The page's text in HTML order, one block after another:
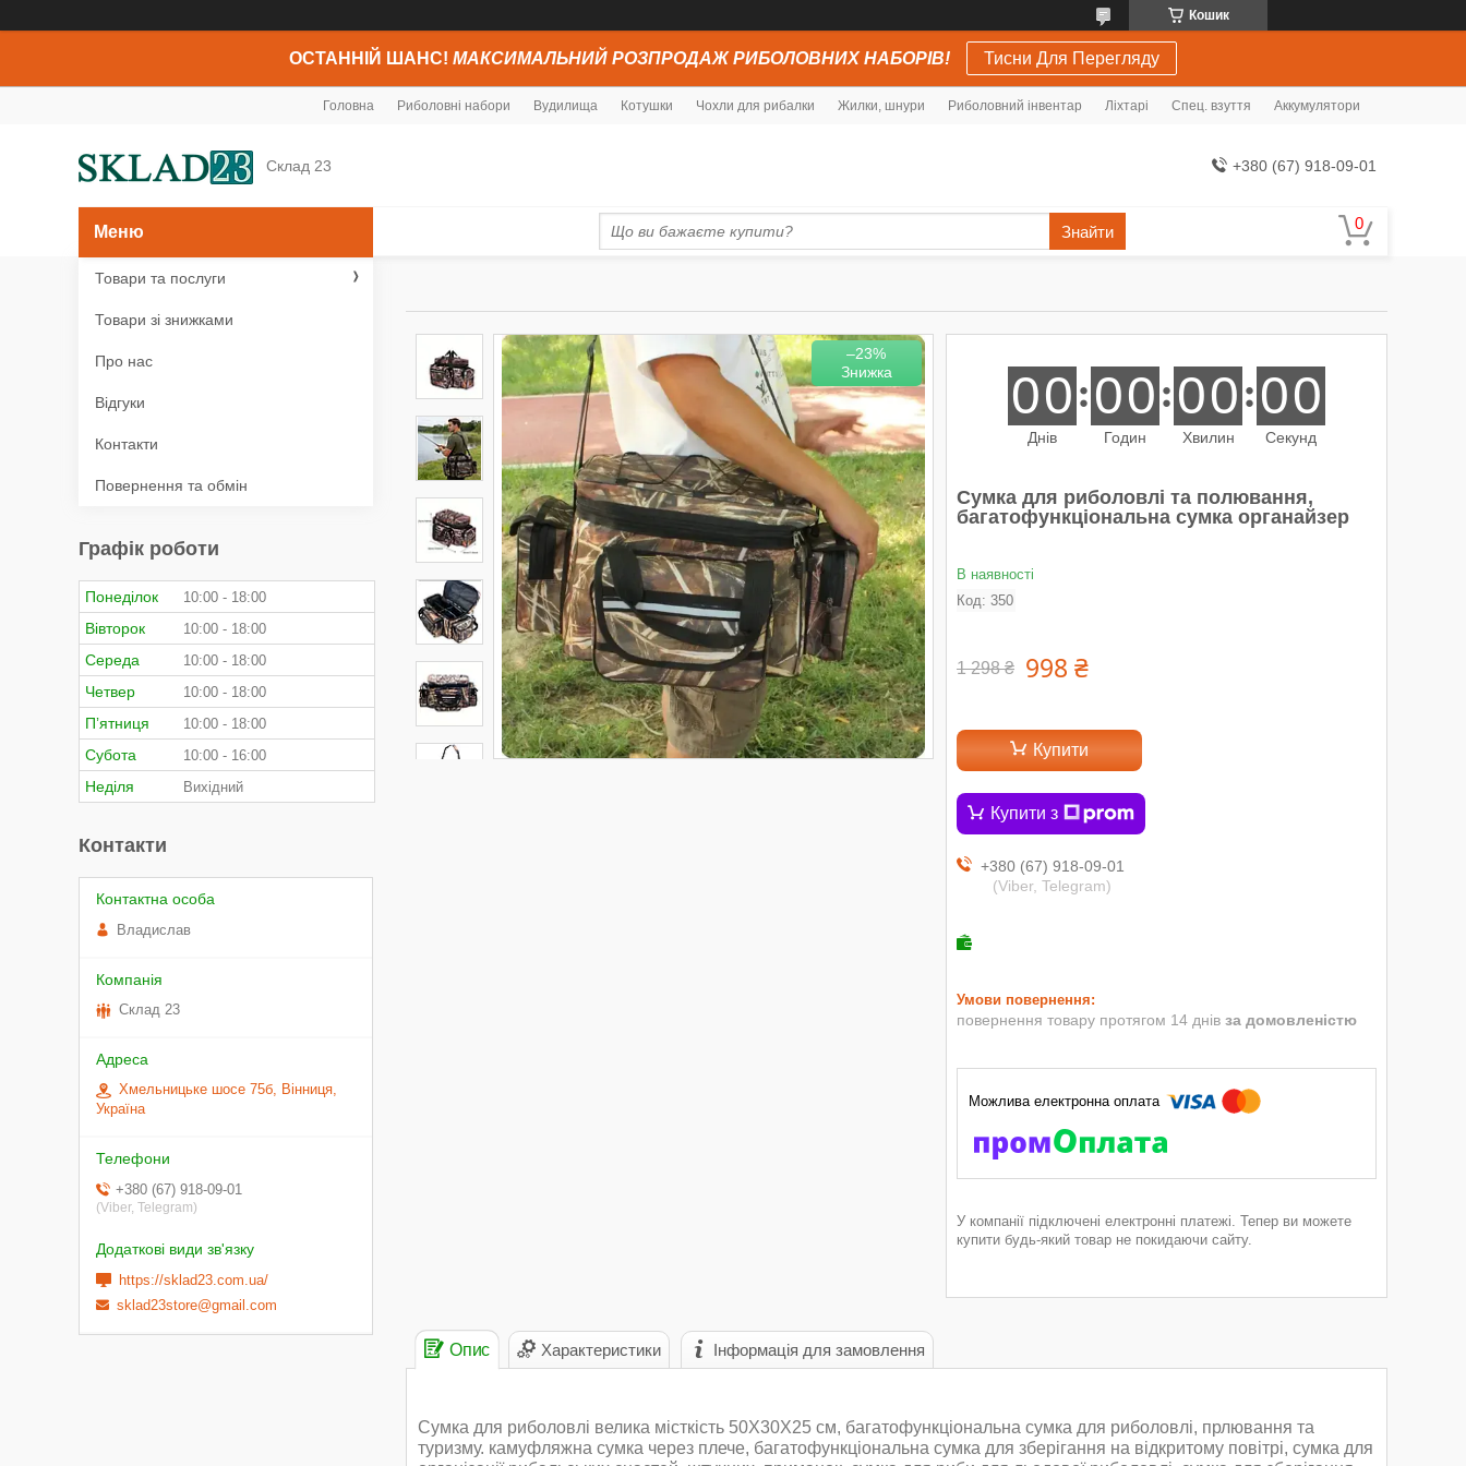
Кошик
ОСТАННІЙ ШАНС! МАКСИМАЛЬНИЙ РОЗПРОДАЖ РИБОЛОВНИХ НАБОРІВ! Тисни Для Перегляду
Головна Риболовні набори Вудилища Котушки Чохли для рибалки Жилки, шнури Риболовний інвентар Ліхтарі Спец. взуття Аккумулятори
Склад 23 +380 (67) 918-09-01
Знайти
–23%
00
Днів
00
Годин
00
Хвилин
00
Секунд
Сумка для риболовлі та полювання,
багатофункціональна сумка органайзер
В наявності
Код: 350
1 298 ₴ 998 ₴
Купити
Купити з
+380 (67) 918-09-01
(Viber, Telegram)
повернення товару протягом 14 днів за домовленістю
У компанії підключені електронні платежі. Тепер ви можете
купити будь-який товар не покидаючи сайту.
Опис Характеристики Інформація для замовлення
Сумка для риболовлі велика місткість 50Х30Х25 см, багатофункціональна сумка для риболовлі, прлювання та
туризму. камуфляжна сумка через плече, багатофункціональна сумка для зберігання на відкритому повітрі, сумка для
Товари та послуги
Товари зі знижками
Про нас
Відгуки
Контакти
Повернення та обмін
Графік роботи
Понеділок 10:00 18:00
Вівторок 10:00 18:00
Середа 10:00 18:00
Четвер 10:00 18:00
Пʼятниця 10:00 18:00
Субота 10:00 16:00
Неділя Вихідний
Контакти
Владислав
Склад 23
Хмельницьке шосе 75б, Вінниця,
Україна
+380 (67) 918-09-01
(Viber, Telegram)
https://sklad23.com.ua/
sklad23store@gmail.com